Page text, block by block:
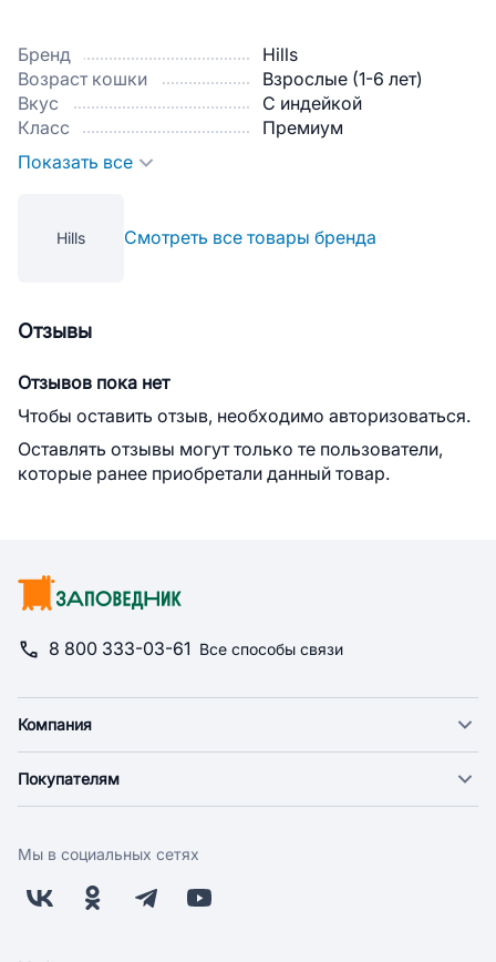
Бренд
Hills
Возраст кошки
Взрослые (1-6 лет)
Вкус
С индейкой
Класс
Премиум
Показать все
Hills Смотреть все товары бренда
Отзывы
Отзывов пока нет
Чтобы оставить отзыв, необходимо авторизоваться.
Оставлять отзывы могут только те пользователи,
которые ранее приобретали данный товар.
8 800 333-03-61 Все способы связи
Компания
Новости
Поставщикам
Заводчикам
Покупателям
Оплата
Бонусная программа
Мы в социальных сетях